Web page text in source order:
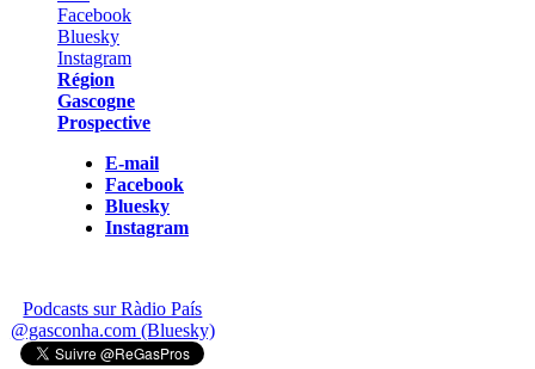
Région
Gascogne
Prospective
E-mail
Facebook
Bluesky
Instagram
Podcasts sur Ràdio País
@gasconha.com (Bluesky)